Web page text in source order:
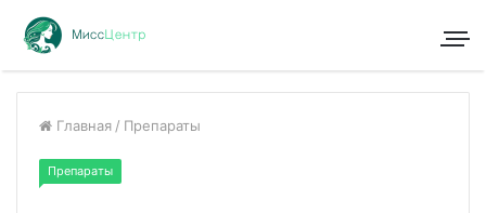
Главная / Препараты
Препараты